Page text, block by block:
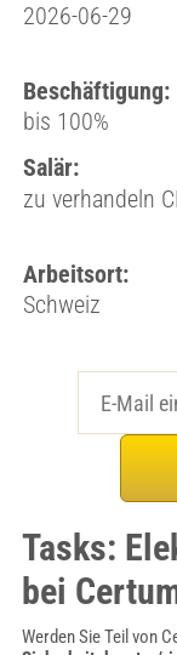
2026-06-29
Beschäftigung:
bis 100%
Salär:
zu verhandeln
Arbeitsort:
Schweiz
Tasks:
bei
Werden Sie Teil von